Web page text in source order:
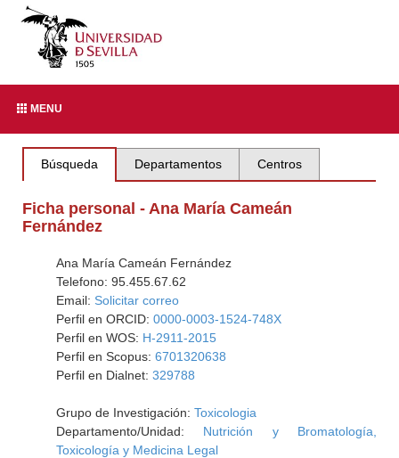
MENU
Búsqueda Departamentos Centros
Ficha personal - Ana María Cameán
Fernández
Ana María Cameán Fernández
Telefono: 95.455.67.62
Email: Solicitar correo
Perfil en ORCID: 0000-0003-1524-748X
Perfil en WOS: H-2911-2015
Perfil en Scopus: 6701320638
Perfil en Dialnet: 329788
Grupo de Investigación: Toxicologia
Departamento/Unidad: Nutrición y Bromatología,
Toxicología y Medicina Legal